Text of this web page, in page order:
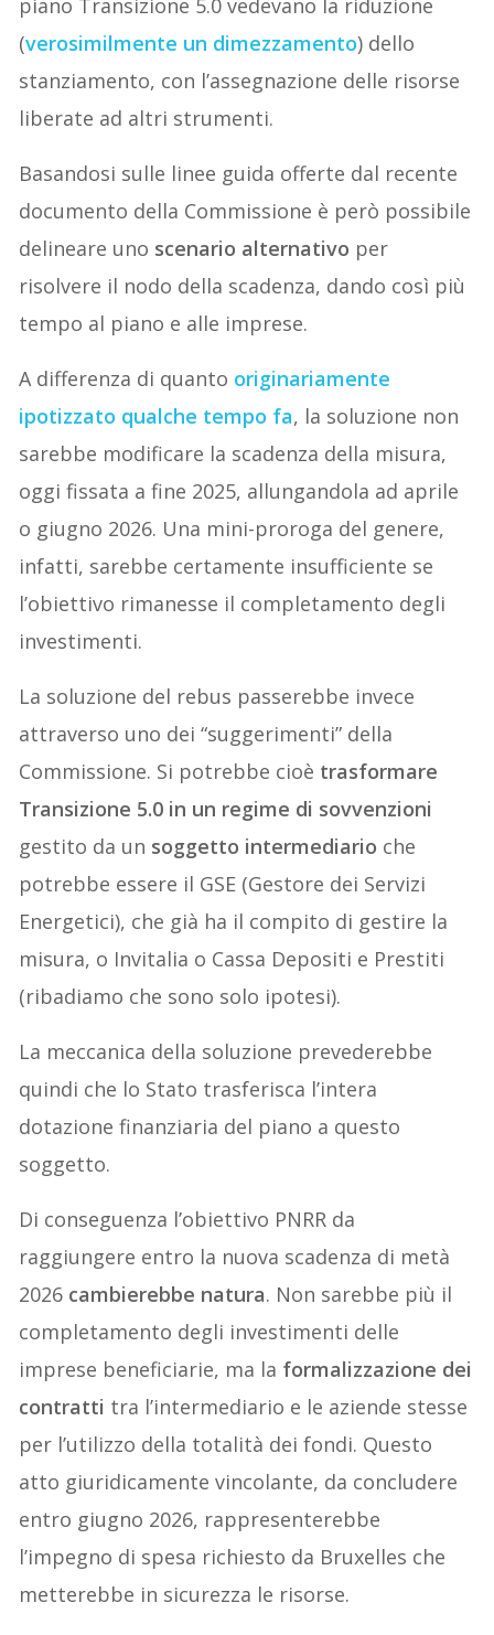
piano Transizione 5.0 vedevano la riduzione
(verosimilmente un dimezzamento) dello
stanziamento, con l’assegnazione delle risorse
liberate ad altri strumenti.
Basandosi sulle linee guida offerte dal recente
documento della Commissione è però possibile
delineare uno scenario alternativo per
risolvere il nodo della scadenza, dando così più
tempo al piano e alle imprese.
A differenza di quanto originariamente
ipotizzato qualche tempo fa, la soluzione non
sarebbe modificare la scadenza della misura,
oggi fissata a fine 2025, allungandola ad aprile
o giugno 2026. Una mini-proroga del genere,
infatti, sarebbe certamente insufficiente se
l’obiettivo rimanesse il completamento degli
investimenti.
La soluzione del rebus passerebbe invece
attraverso uno dei “suggerimenti” della
Commissione. Si potrebbe cioè trasformare
Transizione 5.0 in un regime di sovvenzioni
gestito da un soggetto intermediario che
potrebbe essere il GSE (Gestore dei Servizi
Energetici), che già ha il compito di gestire la
misura, o Invitalia o Cassa Depositi e Prestiti
(ribadiamo che sono solo ipotesi).
La meccanica della soluzione prevederebbe
quindi che lo Stato trasferisca l’intera
dotazione finanziaria del piano a questo
soggetto.
Di conseguenza l’obiettivo PNRR da
raggiungere entro la nuova scadenza di metà
2026 cambierebbe natura. Non sarebbe più il
completamento degli investimenti delle
imprese beneficiarie, ma la formalizzazione dei
contratti tra l’intermediario e le aziende stesse
per l’utilizzo della totalità dei fondi. Questo
atto giuridicamente vincolante, da concludere
entro giugno 2026, rappresenterebbe
l’impegno di spesa richiesto da Bruxelles che
metterebbe in sicurezza le risorse.